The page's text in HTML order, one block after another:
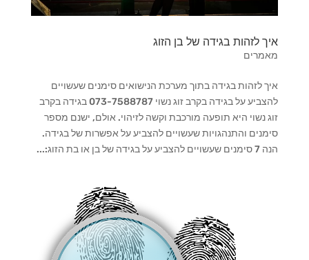
איך לזהות בגידה של בן הזוג
מאמרים
איך לזהות בגידה בתוך מערכת הנישואים סימנים שעשויים
להצביע על בגידה בקרב זוג נשוי 073-7588787 בגידה בקרב
זוג נשוי היא תופעה מורכבת וקשה לזיהוי. אולם, ישנם מספר
סימנים והתנהגויות שעשויים להצביע על אפשרות של בגידה.
הנה 7 סימנים שעשויים להצביע על בגידה של בן או בת הזוג:...